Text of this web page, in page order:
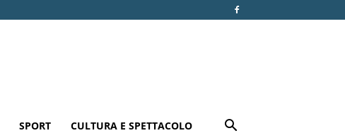
SPORT CULTURA E SPETTACOLO